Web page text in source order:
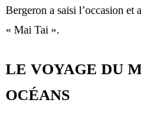
Bergeron a saisi l’occasion
« Mai Tai ».
LE VOYAGE DU
OCÉANS